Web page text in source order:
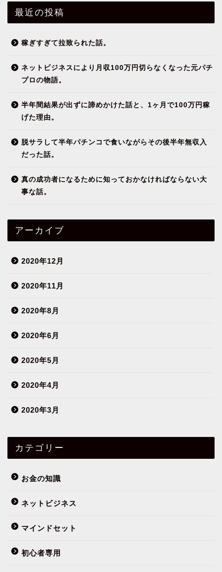
最近の投稿
稼ぎすぎて拉致られた話。
ネットビジネスにより月収100万円切らなくなった元パチ
プロの物語。
半年間結果が出ずに諦めかけた話と、1ヶ月で100万円稼
げた理由。
脱サラして半年パチンコで食いながらその後半年無収入
だった話。
真の成功者になるために知っておかなければならない大
事な話。
アーカイブ
2020年12月
2020年11月
2020年8月
2020年6月
2020年5月
2020年4月
2020年3月
カテゴリー
お金の知識
ネットビジネス
マインドセット
初心者専用